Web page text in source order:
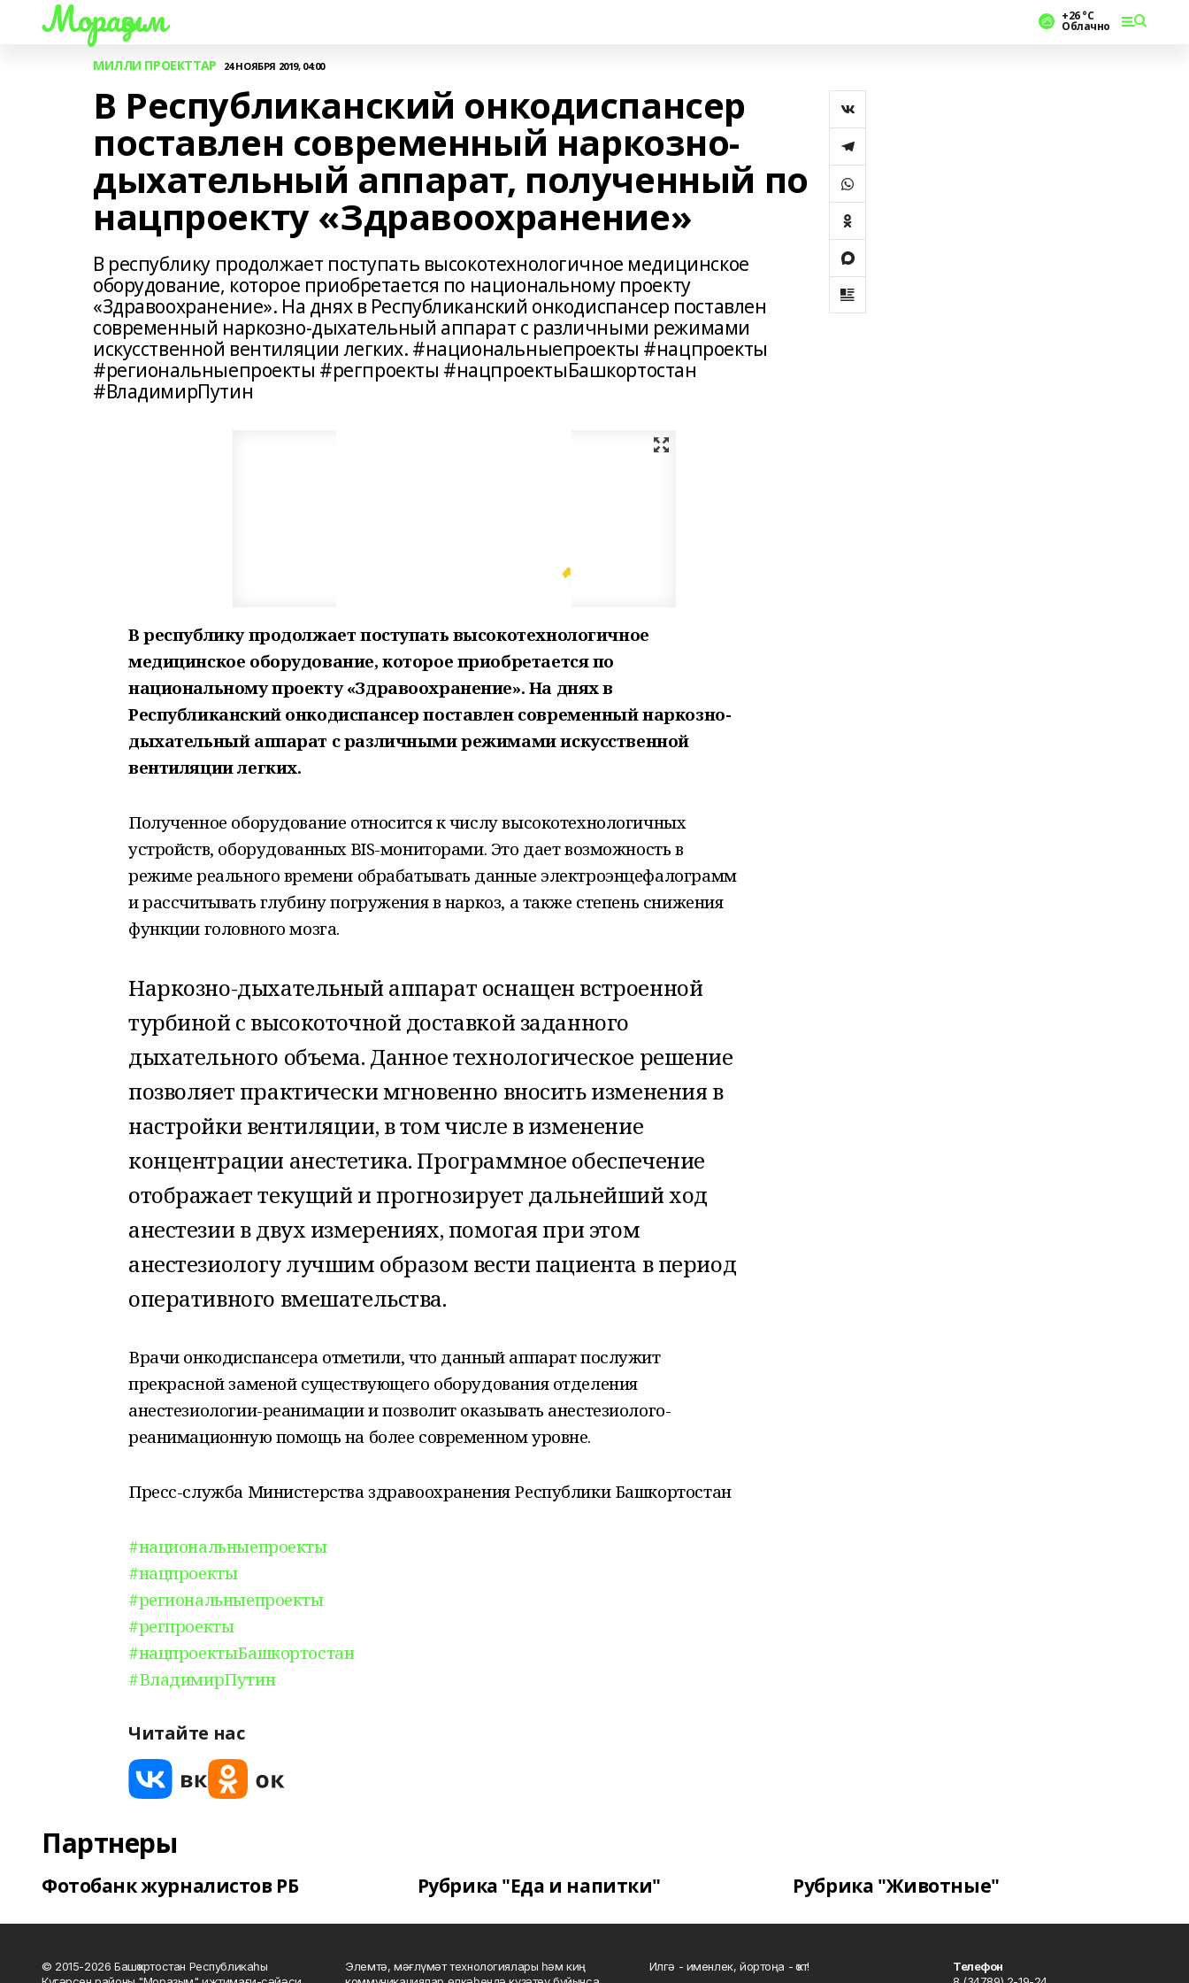
Мораҙым +26 °С
Облачно
МИЛЛИ ПРОЕКТТАР 24 НОЯБРЯ 2019, 04:00
В Республиканский онкодиспансер
поставлен современный наркозно-
дыхательный аппарат, полученный по
нацпроекту «Здравоохранение»
В республику продолжает поступать высокотехнологичное медицинское
оборудование, которое приобретается по национальному проекту
«Здравоохранение». На днях в Республиканский онкодиспансер поставлен
современный наркозно-дыхательный аппарат с различными режимами
искусственной вентиляции легких. #национальныепроекты #нацпроекты
#региональныепроекты #регпроекты #нацпроектыБашкортостан
#ВладимирПутин
В республику продолжает поступать высокотехнологичное
медицинское оборудование, которое приобретается по
национальному проекту «Здравоохранение». На днях в
Республиканский онкодиспансер поставлен современный наркозно-
дыхательный аппарат с различными режимами искусственной
вентиляции легких.
Полученное оборудование относится к числу высокотехнологичных
устройств, оборудованных BIS-мониторами. Это дает возможность в
режиме реального времени обрабатывать данные электроэнцефалограмм
и рассчитывать глубину погружения в наркоз, а также степень снижения
функции головного мозга.
Наркозно-дыхательный аппарат оснащен встроенной
турбиной с высокоточной доставкой заданного
дыхательного объема. Данное технологическое решение
позволяет практически мгновенно вносить изменения в
настройки вентиляции, в том числе в изменение
концентрации анестетика. Программное обеспечение
отображает текущий и прогнозирует дальнейший ход
анестезии в двух измерениях, помогая при этом
анестезиологу лучшим образом вести пациента в период
оперативного вмешательства.
Врачи онкодиспансера отметили, что данный аппарат послужит
прекрасной заменой существующего оборудования отделения
анестезиологии-реанимации и позволит оказывать анестезиолого-
реанимационную помощь на более современном уровне.
Пресс-служба Министерства здравоохранения Республики Башкортостан
#национальныепроекты
#нацпроекты
#региональныепроекты
#регпроекты
#нацпроектыБашкортостан
#ВладимирПутин
Читайте нас
Партнеры
Фотобанк журналистов РБ Рубрика "Еда и напитки" Рубрика "Животные"
© 2015-2026 Башҡортостан Республикаһы
Элемтә, мәғлүмәт технологиялары һәм киң
Илгә - именлек, йортоңа - ҡот!
Телефон